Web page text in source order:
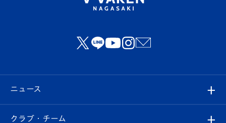
ニュース
すべて
クラブ・チーム